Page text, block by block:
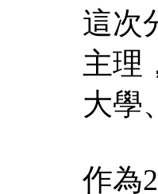
這次
主理
大學
作為